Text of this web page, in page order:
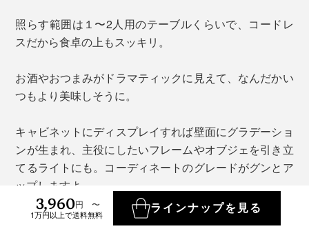
照らす範囲は１〜2人用のテーブルくらいで、コードレ
スだから食卓の上もスッキリ。
お酒やおつまみがドラマティックに見えて、なんだかい
つもより美味しそうに。
キャビネットにディスプレイすれば壁面にグラデーショ
ンが生まれ、主役にしたいフレームやオブジェを引き立
てるライトにも。コーディネートのグレードがグンとア
ップしますよ。
光量をMAXにすると本が読める明るさになり、ベッドサ
3,960円 〜
1万円以上で送料無料
ラインナップを見る